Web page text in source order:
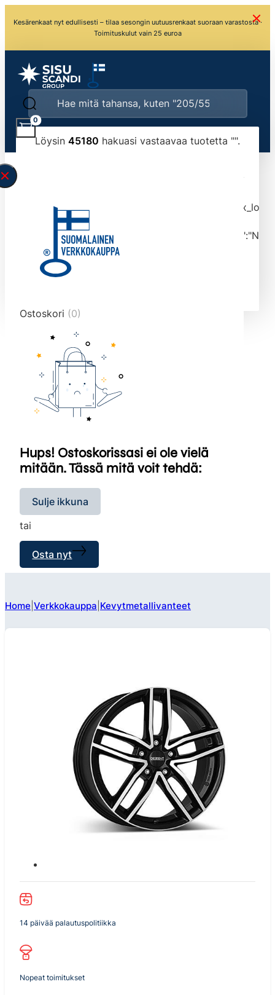
Kesärenkaat nyt edullisesti – tilaa sesongin uutuusrenkaat suoraan varastosta ·
Toimituskulut vain 25 euroa
Löysin 45180 hakuasi vastaavaa tuotetta "".
typed the search query correctly.<br>Currently
tmlmvi","meta_query":
data-original-query-vars="[]" data-page="1"
data-max-pages="4518" data-start="1" data-
end="10">
0
Ostoskori (0)
Hups! Ostoskorissasi ei ole vielä
mitään. Tässä mitä voit tehdä:
Sulje ikkuna
tai
Osta nyt
Home Verkkokauppa Kevytmetallivanteet
14 päivää palautuspolitiikka
Nopeat toimitukset